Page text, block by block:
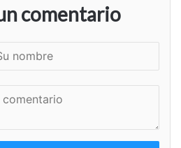
comentario